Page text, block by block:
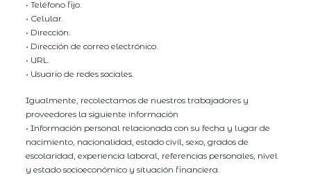
• Teléfono fijo.
• Celular.
• Dirección.
• Dirección de correo electrónico.
• URL.
• Usuario de redes sociales.
Igualmente, recolectamos de nuestros trabajadores y
proveedores la siguiente información
• Información personal relacionada con su fecha y lugar de
nacimiento, nacionalidad, estado civil, sexo, grados de
escolaridad, experiencia laboral, referencias personales, nivel
y estado socioeconómico y situación financiera.